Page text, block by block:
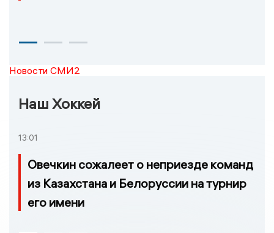
Новости СМИ2
Наш Хоккей
13:01
Овечкин сожалеет о неприезде команд
из Казахстана и Белоруссии на турнир
его имени